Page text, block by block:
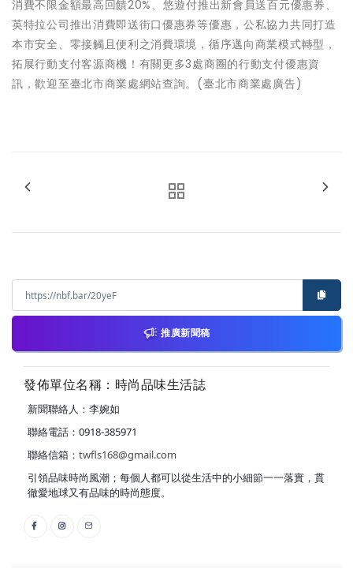
消費不限金額最高回饋20%、悠遊付推出新會員送百元優惠券、
英特拉公司推出消費即送街口優惠券等優惠，公私協力共同打造
本市安全、零接觸且便利之消費環境，循序邁向商業模式轉型，
拓展行動支付客源商機！有關更多3處商圈的行動支付優惠資
訊，歡迎至臺北市商業處網站查詢。(臺北市商業處廣告)
推廣新聞稿
發佈單位名稱：時尚品味生活誌
新聞聯絡人：李婉如
聯絡電話：0918-385971
聯絡信箱： twfls168@gmail.com
引領品味時尚風潮；每個人都可以從生活中的小細節一一落實，貫
徹愛地球又有品味的時尚態度。